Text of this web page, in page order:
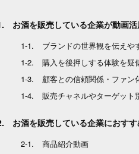
お酒を販売している企業が動画
ブランドの世界観を伝えや
購入を後押しする体験を疑
顧客との信頼関係・ファン
販売チャネルやターゲット
お酒を販売している企業におす
商品紹介動画